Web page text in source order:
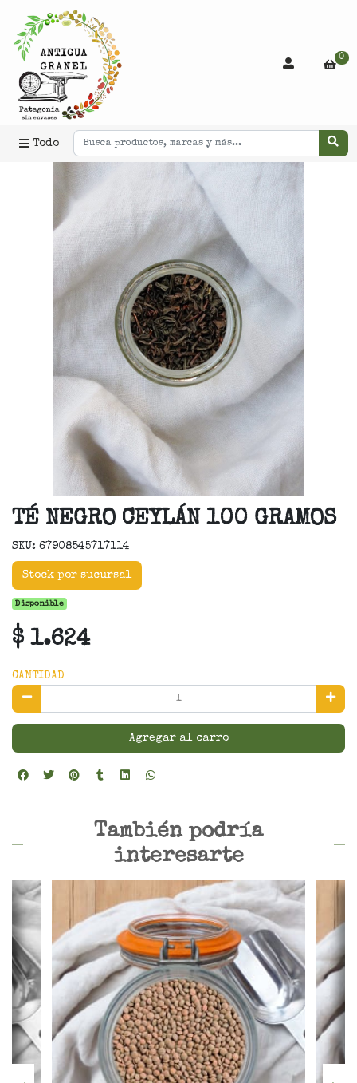
Todo
0
TÉ NEGRO CEYLÁN 100 GRAMOS
SKU: 67908545717114
Stock por sucursal
Disponible
$ 1.624
CANTIDAD
Agregar al carro
También podría
interesarte